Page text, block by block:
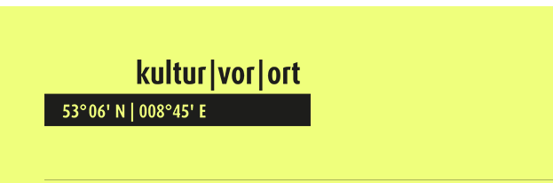
Kultur Vor Ort
BREMEN GRÖPELINGEN